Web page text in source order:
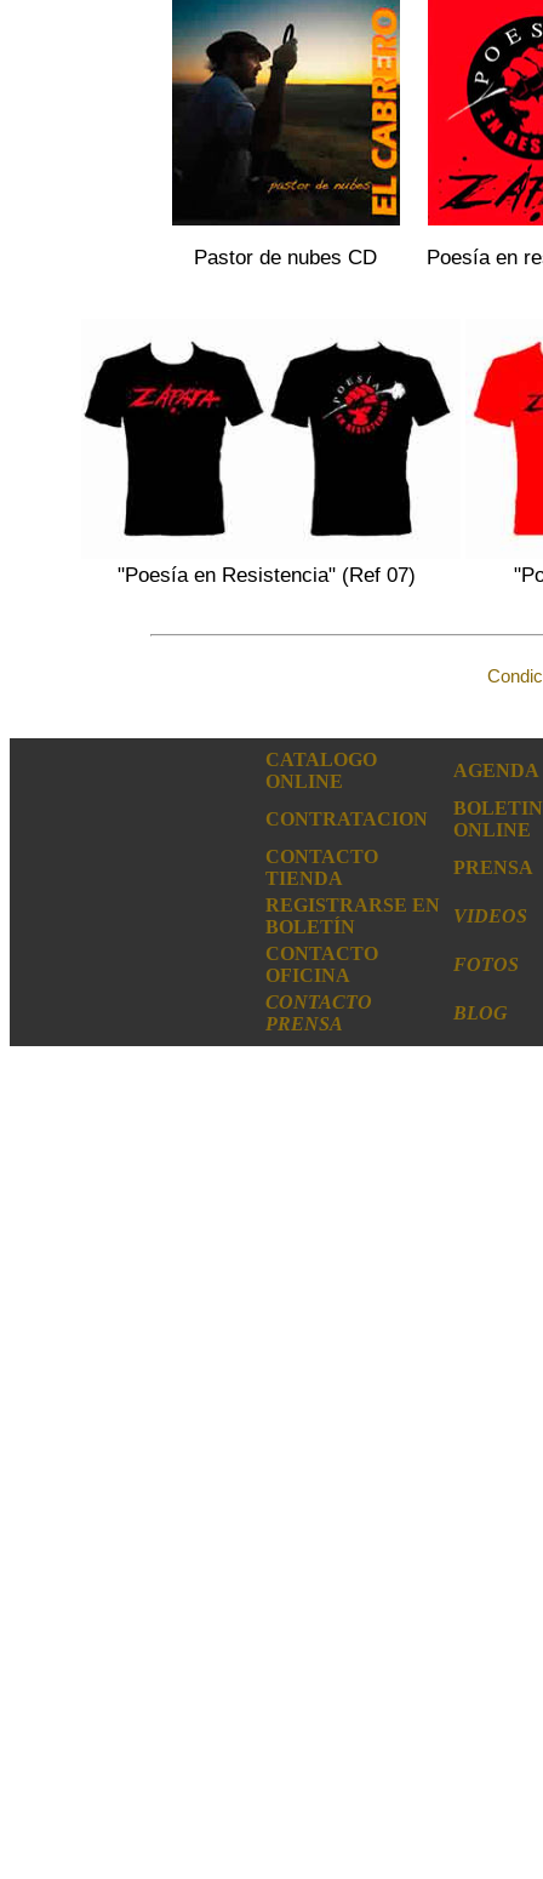
Pastor de nubes CD Poesía en
"Poesía en Resistencia" (Ref 07)
CATALOGO
ONLINE
AGENDA
CONTRATACION
BOLETIN
ONLINE
CONTACTO
TIENDA
PRENSA
REGISTRARSE EN
BOLETÍN
VIDEOS
CONTACTO
OFICINA
FOTOS
CONTACTO
PRENSA
BLOG